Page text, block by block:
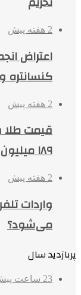
2 هفته پیش
اعتراض
کنسانتره
2 هفته پیش
قیمت طلا
۱۸۹ میلیون تومان
2 هفته پیش
واردات
می‌شود؟
پربازدید سال
23 ساعت پیش